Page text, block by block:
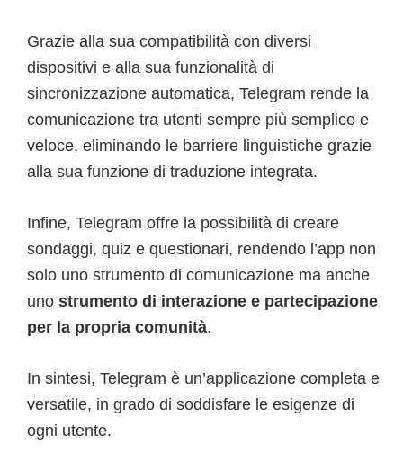
Grazie alla sua compatibilità con diversi
dispositivi e alla sua funzionalità di
sincronizzazione automatica, Telegram rende la
comunicazione tra utenti sempre più semplice e
veloce, eliminando le barriere linguistiche grazie
alla sua funzione di traduzione integrata.
Infine, Telegram offre la possibilità di creare
sondaggi, quiz e questionari, rendendo l’app non
solo uno strumento di comunicazione ma anche
uno strumento di interazione e partecipazione
per la propria comunità.
In sintesi, Telegram è un’applicazione completa e
versatile, in grado di soddisfare le esigenze di
ogni utente.